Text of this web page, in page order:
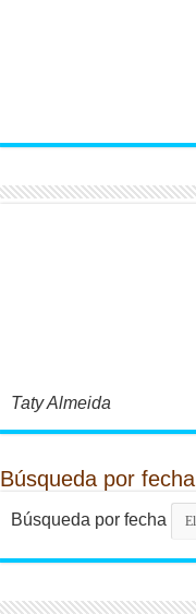
Taty Almeida
Búsqueda por fecha
Búsqueda por fecha